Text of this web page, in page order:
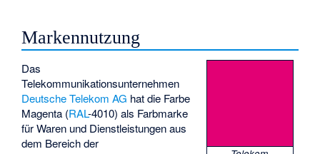
Markennutzung
Das
Telekommunikationsunternehmen
Deutsche Telekom AG hat die Farbe
Magenta (RAL-4010) als Farbmarke
für Waren und Dienstleistungen aus
dem Bereich der